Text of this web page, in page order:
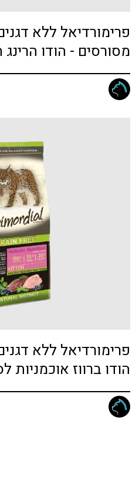
פרימורדיאל ללא
מסורסים - הודו
פרימורדיאל ללא
הודו ברווז אוכמניות